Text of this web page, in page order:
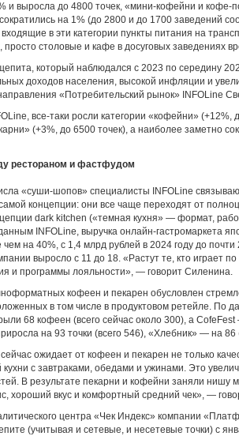
и выросла до 4800 точек, «мини-кофейни и кофе-
на 1% (до 2800 и до 1700 заведений
в эти категории пункты питания на
просто столовые и кафе в досуговых заведениях
который наблюдался с 2023 по середину
доходов населения, высокой инфляции и
«Потребительский рынок» INFOLine
все-таки росли категории «кофейни» (+12%,
(+3%, до 6500 точек), а наиболее заметно
рестораном и фастфудом
«суши-шопов» специалисты INFOLine
концепции: они все чаще переходят от
dark kitchen («темная кухня» — формат,
INFOLine, выручка онлайн-гастромаркета
на 40%, с 1,4 млрд рублей в 2024 году до
выросло с 11 до 18. «Растут те, кто играет
и программы лояльности», — говорит Силенина.
кофеен и пекарен обусловлен
в том числе в продуктовом ретейле. По
68 кофеен (всего сейчас около 300), а
на 93 точки (всего 546), «Хлебник» — на
ожидает от кофеен и пекарен не только
с завтраками, обедами и ужинами. Это
В результате пекарни и кофейни заняли
хороший вкус и комфортный средний чек», —
центра «Чек Индекс» компании
(учитывая и сетевые, и несетевые точки) с